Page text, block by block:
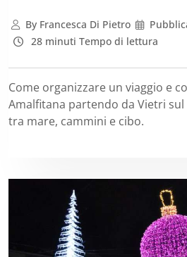
ByFrancesca Di Pietro
28 minuti Tempo di lettura
Come organizzare un viaggio e
Amalfitana partendo da Vietri
tra mare, cammini e cibo.